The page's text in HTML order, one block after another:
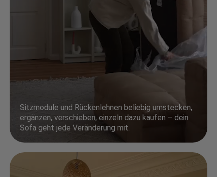
Sitzmodule und Rückenlehnen beliebig umstecken,
ergänzen, verschieben, einzeln dazu kaufen – dein
Sofa geht jede Veränderung mit.